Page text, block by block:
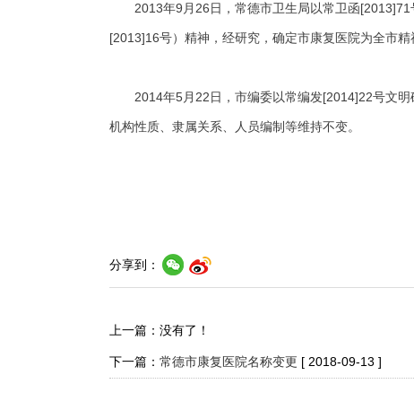
2013年9月26日，常德市卫生局以常卫函
[2013]16号）精神，经研究，确定市康复医院为全市精
2014年5月22日，市编委以常编发[2014]22号文
机构性质、隶属关系、人员编制等维持不变。
分享到：
上一篇：没有了！
下一篇： 常德市康复医院名称变更 [ 2018-09-13 ]